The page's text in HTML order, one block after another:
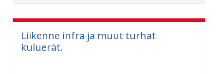
Liikenne infra ja muut turhat
kuluerät.